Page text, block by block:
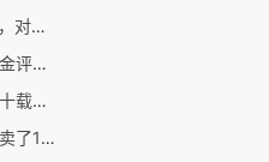
对话邓煜合作者马骁：当AI可以量产证明，对数学家是好事吗？
科研人请个假，得先把人生交代一遍？基金评审中我能拒绝自我披露吗？
数学家汤涛专访王虹：破百年猜想，赴四十载之约
他因诺奖和搭档至死决裂，却把救命专利卖了1美元